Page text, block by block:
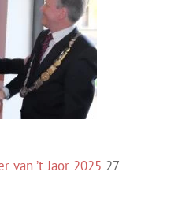
van ’t Jaor 2025 27